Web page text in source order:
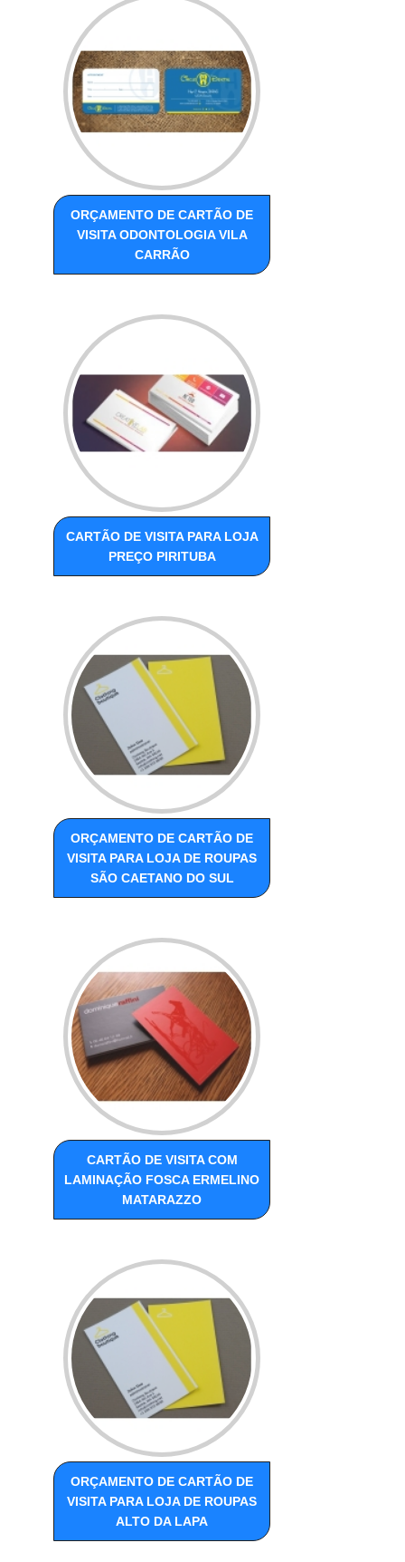
ORÇAMENTO DE CARTÃO DE
VISITA ODONTOLOGIA VILA
CARRÃO
CARTÃO DE VISITA PARA LOJA
PREÇO PIRITUBA
ORÇAMENTO DE CARTÃO DE
VISITA PARA LOJA DE ROUPAS
SÃO CAETANO DO SUL
CARTÃO DE VISITA COM
LAMINAÇÃO FOSCA ERMELINO
MATARAZZO
ORÇAMENTO DE CARTÃO DE
VISITA PARA LOJA DE ROUPAS
ALTO DA LAPA